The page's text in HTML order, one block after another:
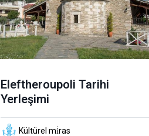
Eleftheroupoli Tarihi
Yerleşimi
Kültürel mi̇ras